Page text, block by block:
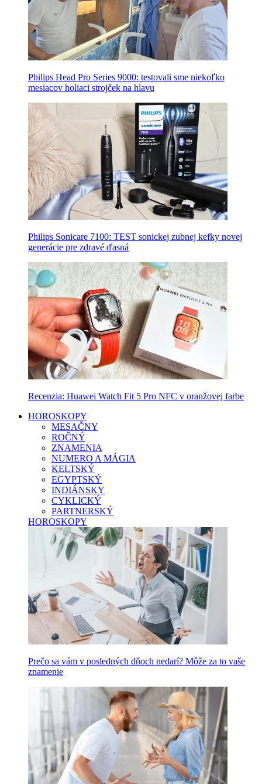
Philips Head Pro Series 9000: testovali sme niekoľko
mesiacov holiaci strojček na hlavu
Philips Sonicare 7100: TEST sonickej zubnej kefky novej
generácie pre zdravé ďasná
Recenzia: Huawei Watch Fit 5 Pro NFC v oranžovej farbe
HOROSKOPY
MESAČNY
ROČNÝ
ZNAMENIA
NUMERO A MÁGIA
KELTSKÝ
EGYPTSKÝ
INDIÁNSKY
CYKLICKÝ
PARTNERSKÝ
HOROSKOPY
Prečo sa vám v posledných dňoch nedarí? Môže za to vaše
znamenie